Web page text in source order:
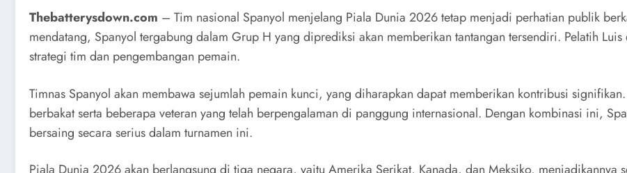
Thebatterysdown.com – Tim nasional Spanyol menjelang Piala Dunia 2026 tetap menjadi perhatian publik
mendatang, Spanyol tergabung dalam Grup H yang diprediksi akan memberikan tantangan tersendiri. Pelatih
strategi tim dan pengembangan pemain.
Timnas Spanyol akan membawa sejumlah pemain kunci, yang diharapkan dapat memberikan kontribusi
berbakat serta beberapa veteran yang telah berpengalaman di panggung internasional. Dengan kombinasi ini,
bersaing secara serius dalam turnamen ini.